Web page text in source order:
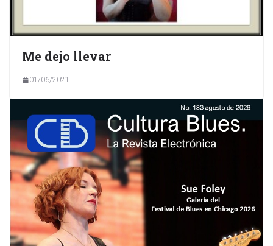
Me dejo llevar
01/06/2021